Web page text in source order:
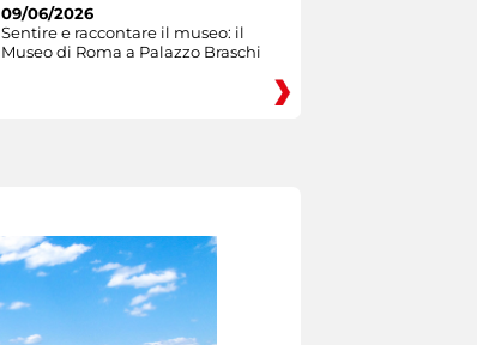
09/06/2026
Sentire e raccontare il museo: il
Museo di Roma a Palazzo Braschi